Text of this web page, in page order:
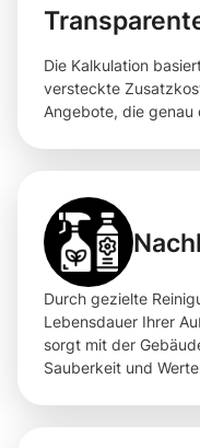
Die Kalkulation
versteckte
Angebote, die
Durch gezielte
Lebensdauer Ihrer
sorgt mit der
Sauberkeit und